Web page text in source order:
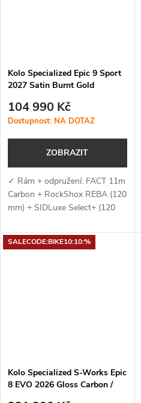
Kolo Specialized Epic 9 Sport
2027 Satin Burnt Gold
104 990 Kč
Dostupnost: NA DOTAZ
ZOBRAZIT
✓ Rám + odpružení: FACT 11m
Carbon + RockShox REBA (120
mm) + SIDLuxe Select+ (120
XC geometrií a efektivní
odpružení pro rychlou a stabilní
SALECODE:BIKE10:10:%
Kolo Specialized S-Works Epic
8 EVO 2026 Gloss Carbon /